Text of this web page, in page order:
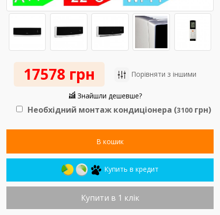
17578 грн Порівняти з іншими
Знайшли дешевше?
Необхідний монтаж кондиціонера (3100 грн)
В кошик
Купить в кредит
Купити в 1 клік